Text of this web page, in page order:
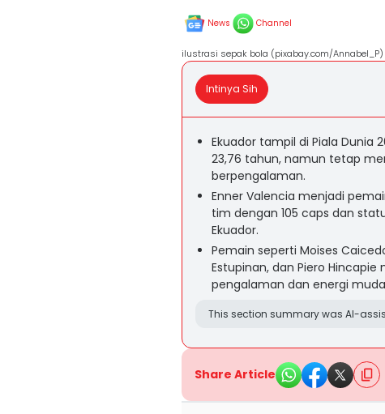
News Channel
ilustrasi sepak bola (pixabay.com/Annabel_P)
Intinya Sih
Ekuador tampil di Piala Dunia
23,76 tahun, namun tetap
berpengalaman.
Enner Valencia menjadi
tim dengan 105 caps dan
Ekuador.
Pemain seperti Moises
Estupinan, dan Piero
pengalaman dan energi muda
This section summary was AI-
Share Article